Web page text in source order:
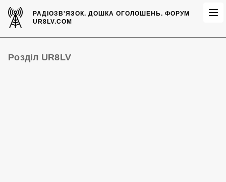
РАДІОЗВ'ЯЗОК.ДОШКА ОГОЛОШЕНЬ. ФОРУМ
UR8LV.COM
Розділ UR8LV